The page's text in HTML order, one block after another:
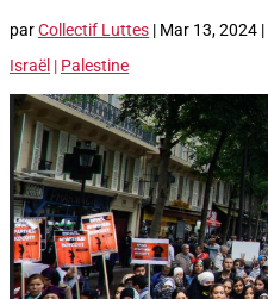
parCollectif Luttes | Mar 13, 2024 |
Israël | Palestine